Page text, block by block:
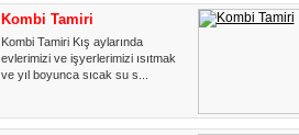
Kombi Tamiri
Kombi Tamiri Kış aylarında
evlerimizi ve işyerlerimizi ısıtmak
ve yıl boyunca sıcak su s...